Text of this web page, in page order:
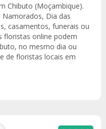
Chibuto (Moçambique).
Namorados, Dia das
casamentos, funerais ou
floristas online podem
no mesmo dia ou
de floristas locais em